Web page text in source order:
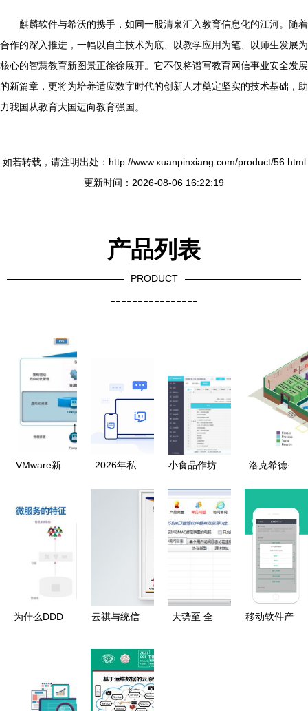
麒麟软件与希沃的携手，如同一股清泉汇入教育信息化的江河。随着
合作的深入推进，一幅以自主技术为底、以教学应用为笔、以师生发展为
核心的智慧教育新图景正徐徐展开。它不仅将谱写教育网信事业安全发展
的新篇章，更将为培养适应数字时代的创新人才奠定坚实的技术基础，助
力我国从教育大国迈向教育强国。
如若转载，请注明出处：http://www.xuanpinxiang.com/product/56.html
更新时间：2026-08-06 16:22:19
产品列表
PRODUCT
----------------
VMware新
重塑云计算
基础软件服
2026年私
小食品作坊
基础软件服
务的价值与
应用
洛克希德·
字化转型
以应用软件
服务驱动的
创新之路
为什么DDD
础软件服务
云祺与统信
品兼容性互
认证，探索
本土应用软
大势至 全
移动软件产